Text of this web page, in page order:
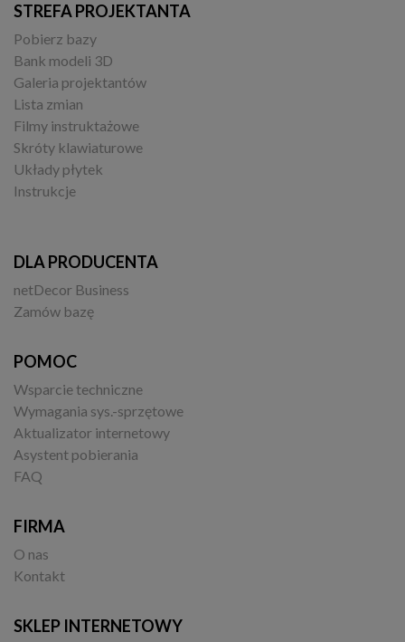
STREFA PROJEKTANTA
Pobierz bazy
Bank modeli 3D
Galeria projektantów
Lista zmian
Filmy instruktażowe
Skróty klawiaturowe
Układy płytek
Instrukcje
DLA PRODUCENTA
netDecor Business
Zamów bazę
POMOC
Wsparcie techniczne
Wymagania sys.-sprzętowe
Aktualizator internetowy
Asystent pobierania
FAQ
FIRMA
O nas
Kontakt
SKLEP INTERNETOWY